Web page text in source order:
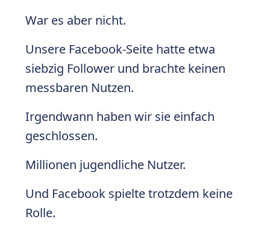
War es aber nicht.
Unsere Facebook-Seite hatte etwa
siebzig Follower und brachte keinen
messbaren Nutzen.
Irgendwann haben wir sie einfach
geschlossen.
Millionen jugendliche Nutzer.
Und Facebook spielte trotzdem keine
Rolle.